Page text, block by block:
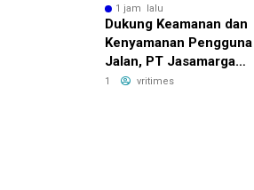
1 jam lalu
Dukung Keamanan dan
Kenyamanan Pengguna
Jalan, PT Jasamarga
Tollroad Maintenance
1 vritimes